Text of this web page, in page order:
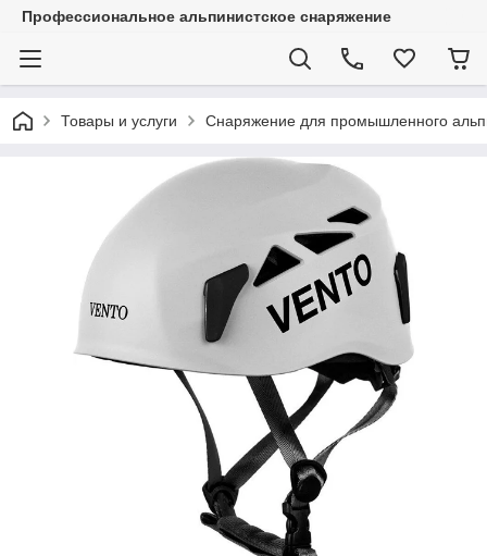
Профессиональное альпинистское снаряжение
Товары и услуги Снаряжение для промышленного